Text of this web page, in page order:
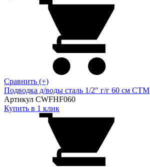
Сравнить (+)
Подводка д/воды сталь 1/2" г/г 60 cм CTM
Артикул CWFHF060
Купить в 1 клик